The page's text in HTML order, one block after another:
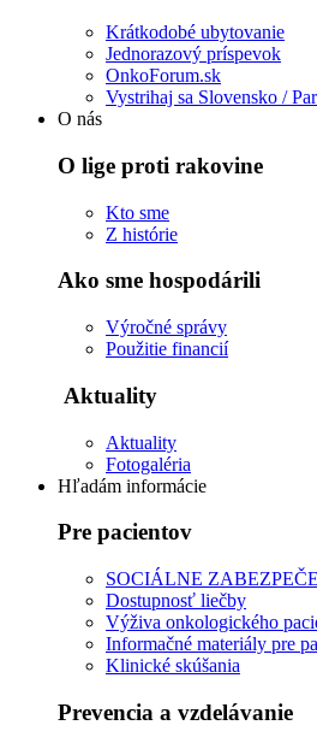
Krátkodobé ubytovanie
Jednorazový príspevok
OnkoForum.sk
Vystrihaj sa Slovensko /
O nás
O lige proti rakovine
Kto sme
Z histórie
Ako sme hospodárili
Výročné správy
Použitie financií
Aktuality
Aktuality
Fotogaléria
Hľadám informácie
Pre pacientov
SOCIÁLNE
Dostupnosť liečby
Výživa onkologického
Informačné materiály pre
Klinické skúšania
Prevencia a vzdelávanie